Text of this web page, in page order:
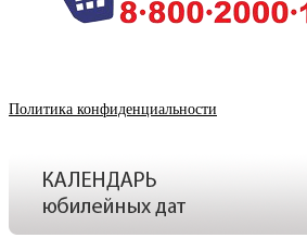
Политика конфиденциальности